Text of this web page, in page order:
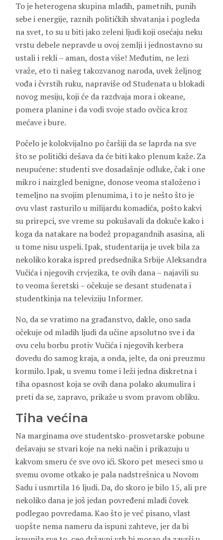
To je heterogena skupina mladih, pametnih, punih
sebe i energije, raznih političkih shvatanja i pogleda
na svet, to su u biti jako zeleni ljudi koji osećaju neku
vrstu debele nepravde u ovoj zemlji i jednostavno su
ustali i rekli – aman, dosta više! Međutim, ne lezi
vraže, eto ti našeg takozvanog naroda, uvek željnog
vođa i čvrstih ruku, napraviše od Studenata u blokadi
novog mesiju, koji će da razdvaja mora i okeane,
pomera planine i da vodi svoje stado ovčica kroz
mećave i bure.
Počelo je kolokvijalno po čaršiji da se laprda na sve
što se politički dešava da će biti kako plenum kaže. Za
neupućene: studenti sve dosadašnje odluke, čak i one
mikro i naizgled benigne, donose veoma staloženo i
temeljno na svojim plenumima, i to je nešto što je
ovu vlast rasturilo u milijardu komadića, pošto kakvi
su prirepci, sve vreme su pokušavali da dokuče kako i
koga da natakare na bodež propagandnih asasina, ali
u tome nisu uspeli. Ipak, studentarija je uvek bila za
nekoliko koraka ispred predsednika Srbije Aleksandra
Vučića i njegovih crvjezika, te ovih dana – najavili su
to veoma šeretski – očekuje se desant studenata i
studentkinja na televiziju Informer.
No, da se vratimo na građanstvo, dakle, ono sada
očekuje od mladih ljudi da učine apsolutno sve i da
ovu celu borbu protiv Vučića i njegovih kerbera
dovedu do samog kraja, a onda, jelte, da oni preuzmu
kormilo. Ipak, u svemu tome i leži jedna diskretna i
tiha opasnost koja se ovih dana polako akumulira i
preti da se, zapravo, prikaže u svom pravom obliku.
Tiha većina
Na marginama ove studentsko-prosvetarske pobune
dešavaju se stvari koje na neki način i prikazuju u
kakvom smeru će sve ovo ići. Skoro pet meseci smo u
svemu ovome otkako je pala nadstrešnica u Novom
Sadu i usmrtila 16 ljudi. Da, do skoro je bilo 15, ali pre
nekoliko dana je još jedan povređeni mladi čovek
podlegao povredama. Kao što je već pisano, vlast
uopšte nema nameru da ispuni zahteve, jer da bi